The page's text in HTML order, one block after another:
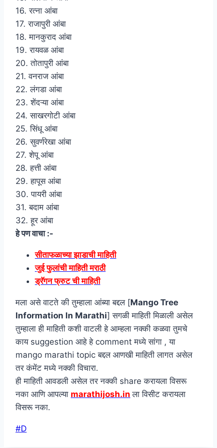
16. रत्ना आंबा
17. राजापुरी आंबा
18. मानकुराद आंबा
19. रायवळ आंबा
20. तोतापुरी आंबा
21. वनराज आंबा
22. लंगडा आंबा
23. शेंदऱ्या आंबा
24. साखरगोटी आंबा
25. सिंधू आंबा
26. सुवर्णरेखा आंबा
27. शेपू आंबा
28. हत्ती आंबा
29. हापूस आंबा
30. पायरी आंबा
31. बदाम आंबा
32. हूर आंबा
हे पण वाचा :-
सीताफळाच्या झाडाची माहिती
जुई फुलांची माहिती मराठी
ड्रॅगन फ्रुट ची माहिती
मला असे वाटते की तुम्हाला आंब्या बद्दल [Mango Tree
Information In Marathi] सगळी माहिती मिळाली असेल
तुम्हाला ही माहिती कशी वाटली हे आम्हला नक्की कळवा तुमचे
काय suggestion आहे हे comment मध्ये सांगा , या
mango marathi topic बद्दल आणखी माहिती लागत असेल
तर कंमेंट मध्ये नक्की विचारा.
ही माहिती आवडली असेल तर नक्की share करायला विसरू
नका आणि आपल्या marathijosh.in ला विसीट करायला
विसरू नका.
Post
#D